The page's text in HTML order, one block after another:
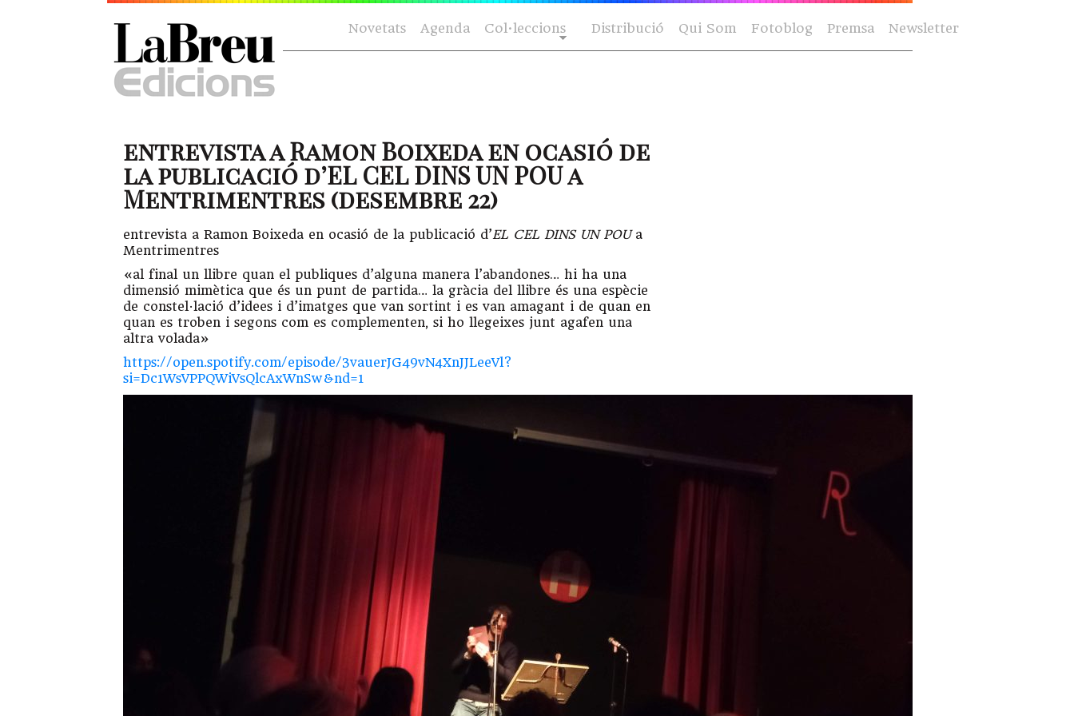
Novetats Agenda Col·leccions Distribució Qui Som Fotoblog Premsa Newsletter
entrevista a Ramon Boixeda en ocasió de
la publicació d’EL CEL DINS UN POU a
Mentrimentres (desembre 22)
entrevista a Ramon Boixeda en ocasió de la publicació d’EL CEL DINS UN POUa
Mentrimentres
«al final un llibre quan el publiques d’alguna manera l’abandones… hi ha una
dimensió mimètica que és un punt de partida… la gràcia del llibre és una espècie
de constel·lació d’idees i d’imatges que van sortint i es van amagant i de quan en
quan es troben i segons com es complementen, si ho llegeixes junt agafen una
altra volada»
https://open.spotify.com/episode/3vauerJG49vN4XnJJLeeVl?
si=Dc1WsVPPQWiVsQlcAxWnSw&nd=1